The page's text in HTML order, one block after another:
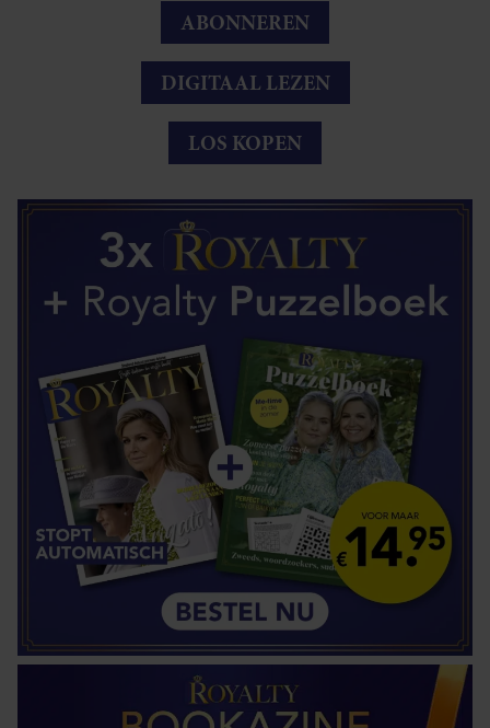
ABONNEREN
DIGITAAL LEZEN
LOS KOPEN